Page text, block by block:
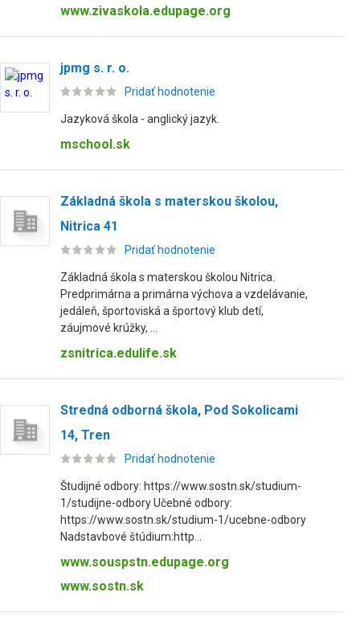
www.zivaskola.edupage.org
jpmg s. r. o.
Pridať hodnotenie
Jazyková škola - anglický jazyk.
mschool.sk
Základná škola s materskou školou,
Nitrica 41
Pridať hodnotenie
Základná škola s materskou školou Nitrica.
Predprimárna a primárna výchova a vzdelávanie,
jedáleň, športoviská a športový klub detí,
záujmové krúžky, ...
zsnitrica.edulife.sk
Stredná odborná škola, Pod Sokolicami
14, Tren
Pridať hodnotenie
Študijné odbory: https://www.sostn.sk/studium-
1/studijne-odbory Učebné odbory:
https://www.sostn.sk/studium-1/ucebne-odbory
Nadstavbové štúdium:http...
www.souspstn.edupage.org
www.sostn.sk